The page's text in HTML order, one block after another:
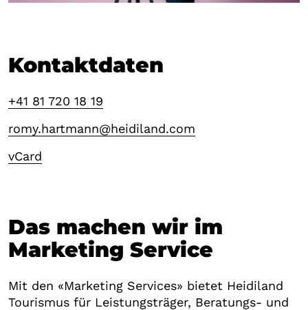
Kontaktdaten
+41 81 720 18 19
romy.hartmann@heidiland.com
vCard
Das machen wir im
Marketing Service
Mit den «Marketing Services» bietet Heidiland
Tourismus für Leistungsträger, Beratungs- und